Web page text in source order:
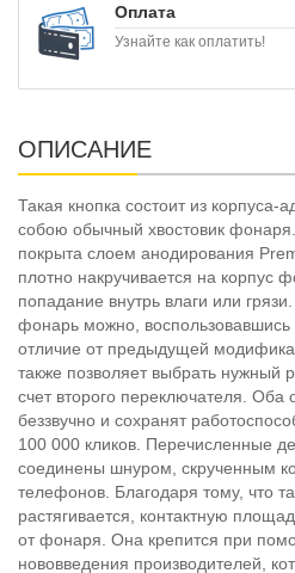
Оплата
Узнайте как оплатить!
ОПИСАНИЕ
Такая кнопка состоит из корпуса-
собою обычный хвостовик
покрыта слоем анодирования
плотно накручивается на корпус
попадание внутрь влаги или
фонарь можно, воспользовавшись
отличие от предыдущей
также позволяет выбрать
счет второго переключателя. Оба
беззвучно и сохранят
100 000 кликов. Перечисленные
соединены шнуром, скрученным
телефонов. Благодаря тому, что
растягивается, контактную
от фонаря. Она крепится при
нововведения производителей,